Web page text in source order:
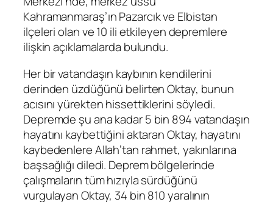
Kahramanmaraş’ın Pazarcık ve Elbistan
ilçeleri olan ve 10 ili etkileyen depremlere
ilişkin açıklamalarda bulundu.
Her bir vatandaşın kaybının kendilerini
derinden üzdüğünü belirten Oktay, bunun
acısını yürekten hissettiklerini söyledi.
Depremde şu ana kadar 5 bin 894 vatandaşın
hayatını kaybettiğini aktaran Oktay, hayatını
kaybedenlere Allah’tan rahmet, yakınlarına
başsağlığı diledi. Deprem bölgelerinde
çalışmaların tüm hızıyla sürdüğünü
vurgulayan Oktay, 34 bin 810 yaralının